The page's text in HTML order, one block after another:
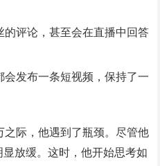
的评论，甚至会在直播中回答
会发布一条短视频，保持了一
际，他遇到了瓶颈。尽管他
放缓。这时，他开始思考如